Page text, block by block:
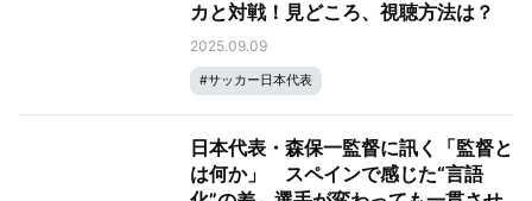
カと対戦！見どころ、視聴方法は？
2025.09.09
#サッカー日本代表
日本代表・森保一監督に訊く「監督と
は何か」 スペインで感じた“言語